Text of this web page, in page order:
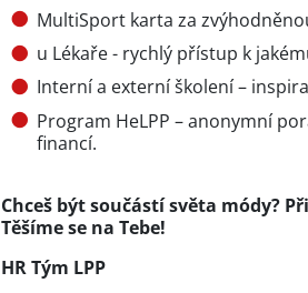
MultiSport karta za
u Lékaře - rychlý přístup k
Interní a externí školení –
Program HeLPP – anonymní
financí.
Chceš být součástí světa módy?
Těšíme se na Tebe!
HR Tým LPP